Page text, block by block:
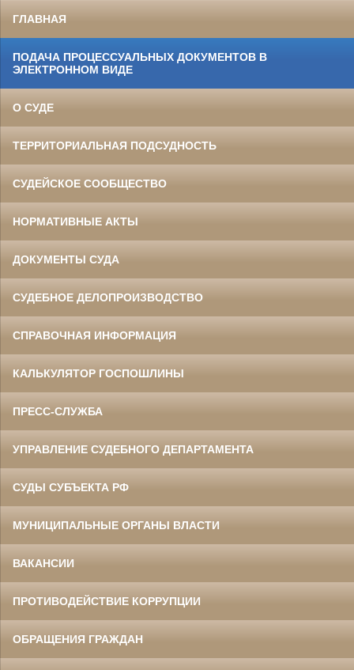
ГЛАВНАЯ
ПОДАЧА ПРОЦЕССУАЛЬНЫХ ДОКУМЕНТОВ В
ЭЛЕКТРОННОМ ВИДЕ
О СУДЕ
ТЕРРИТОРИАЛЬНАЯ ПОДСУДНОСТЬ
СУДЕЙСКОЕ СООБЩЕСТВО
НОРМАТИВНЫЕ АКТЫ
ДОКУМЕНТЫ СУДА
СУДЕБНОЕ ДЕЛОПРОИЗВОДСТВО
СПРАВОЧНАЯ ИНФОРМАЦИЯ
КАЛЬКУЛЯТОР ГОСПОШЛИНЫ
ПРЕСС-СЛУЖБА
УПРАВЛЕНИЕ СУДЕБНОГО ДЕПАРТАМЕНТА
СУДЫ СУБЪЕКТА РФ
МУНИЦИПАЛЬНЫЕ ОРГАНЫ ВЛАСТИ
ВАКАНСИИ
ПРОТИВОДЕЙСТВИЕ КОРРУПЦИИ
ОБРАЩЕНИЯ ГРАЖДАН